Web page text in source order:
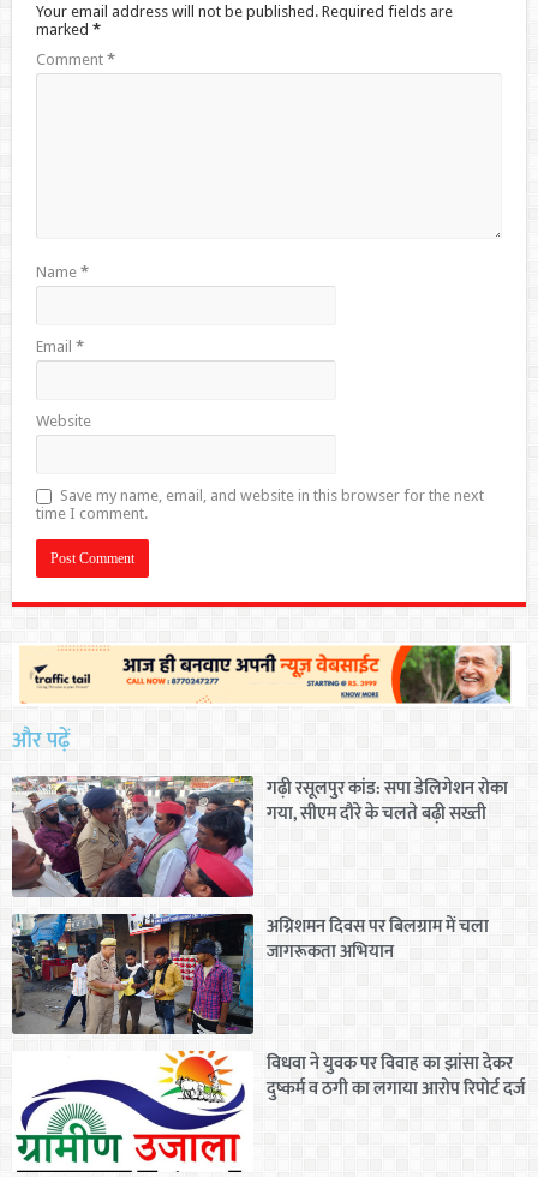
Your email address will not be published. Required fields are
marked *
Comment *
Name *
Email *
Website
Save my name, email, and website in this browser for the next
time I comment.
और पढ़ें
गढ़ी रसूलपुर कांड: सपा डेलिगेशन रोका
गया, सीएम दौरे के चलते बढ़ी सख्ती
अग्निशमन दिवस पर बिलग्राम में चला
जागरूकता अभियान
विधवा ने युवक पर विवाह का झांसा देकर
दुष्कर्म व ठगी का लगाया आरोप रिपोर्ट दर्ज